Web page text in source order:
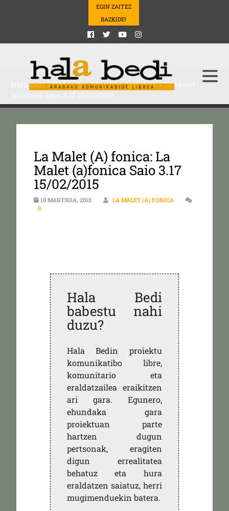
EGIN ZAITEZ
BAZKIDE!
Hala Bedi>Podcasts>Musika>lamaleta>La Malet
La Malet (A) fonica: La
Malet (a)fonica Saio 3.17
15/02/2015
10 MARTXOA, 2015
LA MALET (A) FONICA
0
Hala Bedi
babestu nahi
duzu?
Hala Bedin proiektu
komunikatibo libre,
komunitario eta
eraldatzailea eraikitzen
ari gara. Egunero,
ehundaka gara
proiektuan parte
hartzen dugun
pertsonak, eragiten
digun errealitatea
behatuz eta hura
eraldatzen saiatuz, herri
mugimenduekin batera.